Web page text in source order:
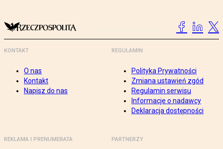
KONTAKT
O nas
Kontakt
Napisz do nas
REGULAMIN
Polityka Prywatności
Zmiana ustawień zgód
Regulamin serwisu
Informacje o nadawcy
Deklaracja dostępności
REKLAMA I PRENUMERATA PARTNERZY